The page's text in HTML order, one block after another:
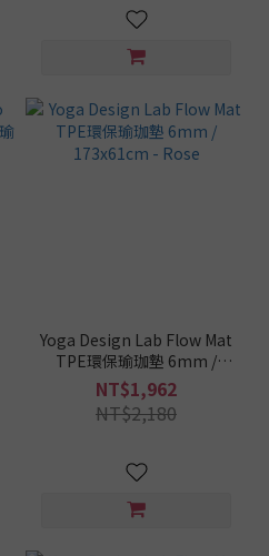
Yoga Design Lab Flow Mat
TPE環保瑜珈墊 6mm /
173x61cm - Rose
NT$1,962
NT$2,180